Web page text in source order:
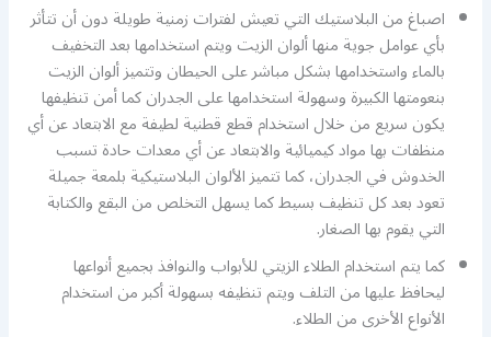
اصباغ من البلاستيك التي تعيش لفترات زمنية طويلة دون أن تتأثر
بأي عوامل جوية منها ألوان الزيت ويتم استخدامها بعد التخفيف
بالماء واستخدامها بشكل مباشر على الحيطان وتتميز ألوان الزيت
بنعومتها الكبيرة وسهولة استخدامها على الجدران كما أمن تنظيفها
يكون سريع من خلال استخدام قطع قطنية لطيفة مع الابتعاد عن أي
منظفات بها مواد كيميائية والابتعاد عن أي معدات حادة تسبب
الخدوش في الجدران، كما تتميز الألوان البلاستيكية بلمعة جميلة
تعود بعد كل تنظيف بسيط كما يسهل التخلص من البقع والكتابة
التي يقوم بها الصغار.
كما يتم استخدام الطلاء الزيتي للأبواب والنوافذ بجميع أنواعها
ليحافظ عليها من التلف ويتم تنظيفه بسهولة أكبر من استخدام
الأنواع الأخرى من الطلاء.